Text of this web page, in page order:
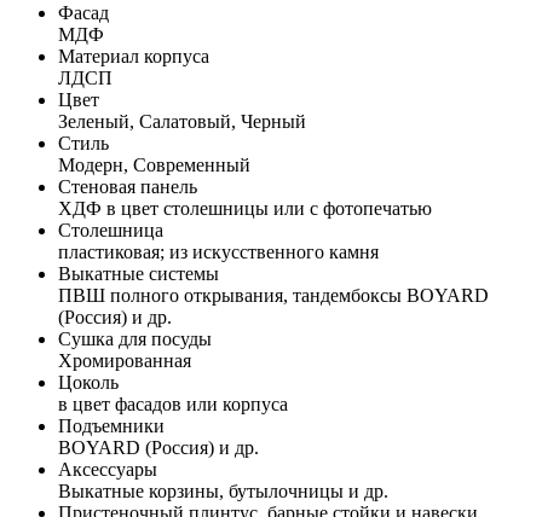
Фасад
МДФ
Материал корпуса
ЛДСП
Цвет
Зеленый, Салатовый, Черный
Стиль
Модерн, Современный
Стеновая панель
ХДФ в цвет столешницы или с фотопечатью
Столешница
пластиковая; из искусственного камня
Выкатные системы
ПВШ полного открывания, тандембоксы BOYARD
(Россия) и др.
Сушка для посуды
Хромированная
Цоколь
в цвет фасадов или корпуса
Подъемники
BOYARD (Россия) и др.
Аксессуары
Выкатные корзины, бутылочницы и др.
Пристеночный плинтус, барные стойки и навески,